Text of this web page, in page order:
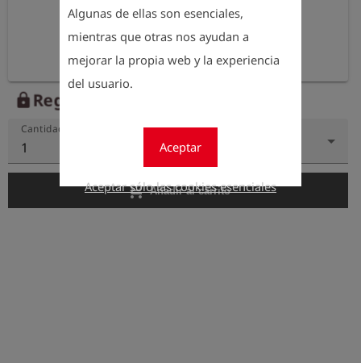
Algunas de ellas son esenciales,
mientras que otras nos ayudan a
mejorar la propia web y la experiencia
del usuario.
Aceptar
Aceptar sólo las cookies esenciales
lock Regístrese para ver el precio
Cantidad
1
add_shopping_cart Añadir al carrito